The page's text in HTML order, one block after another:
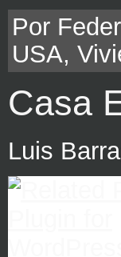
Por
USA,
Casa
Luis